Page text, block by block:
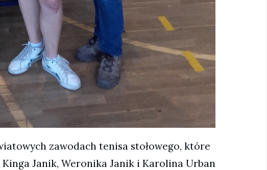
zawodach tenisa stołowego, które
Kinga Janik, Weronika Janik i Karolina Urban